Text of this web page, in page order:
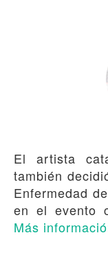
El artista
también
Enfermedad
en el evento
Más